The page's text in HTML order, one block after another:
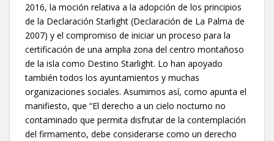
2016, la moción relativa a la adopción de los principios
de la Declaración Starlight (Declaración de La Palma de
2007) y el compromiso de iniciar un proceso para la
certificación de una amplia zona del centro montañoso
de la isla como Destino Starlight. Lo han apoyado
también todos los ayuntamientos y muchas
organizaciones sociales. Asumimos así, como apunta el
manifiesto, que “El derecho a un cielo nocturno no
contaminado que permita disfrutar de la contemplación
del firmamento, debe considerarse como un derecho